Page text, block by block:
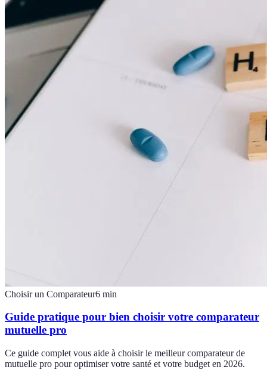
Choisir un Comparateur6 min
Guide pratique pour bien choisir votre comparateur
mutuelle pro
Ce guide complet vous aide à choisir le meilleur comparateur de
mutuelle pro pour optimiser votre santé et votre budget en 2026.